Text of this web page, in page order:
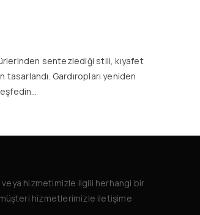
sentezlediği stili, kıyafet
Gardıropları yeniden
hizmetimizle ilgili herhangi bir
hizmetlerimizle iletişime